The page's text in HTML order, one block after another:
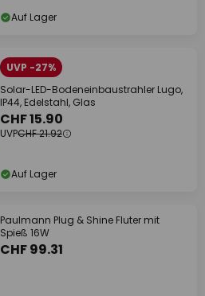
Auf Lager
UVP -27%
Solar-LED-Bodeneinbaustrahler Lugo,
IP44, Edelstahl, Glas
CHF 15.90
UVPCHF 21.92
Auf Lager
Paulmann Plug & Shine Fluter mit
Spieß 16W
CHF 99.31